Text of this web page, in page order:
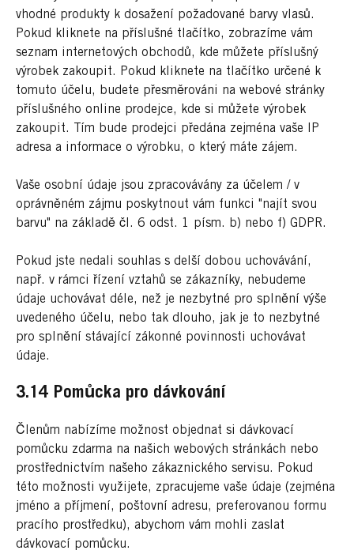
vhodné produkty k dosažení požadované barvy vlasů.
Pokud kliknete na příslušné tlačítko, zobrazíme vám
seznam internetových obchodů, kde můžete příslušný
výrobek zakoupit. Pokud kliknete na tlačítko určené k
tomuto účelu, budete přesměrováni na webové stránky
příslušného online prodejce, kde si můžete výrobek
zakoupit. Tím bude prodejci předána zejména vaše IP
adresa a informace o výrobku, o který máte zájem.
Vaše osobní údaje jsou zpracovávány za účelem / v
oprávněném zájmu poskytnout vám funkci "najít svou
barvu" na základě čl. 6 odst. 1 písm. b) nebo f) GDPR.
Pokud jste nedali souhlas s delší dobou uchovávání,
např. v rámci řízení vztahů se zákazníky, nebudeme
údaje uchovávat déle, než je nezbytné pro splnění výše
uvedeného účelu, nebo tak dlouho, jak je to nezbytné
pro splnění stávající zákonné povinnosti uchovávat
údaje.
3.14 Pomůcka pro dávkování
Členům nabízíme možnost objednat si dávkovací
pomůcku zdarma na našich webových stránkách nebo
prostřednictvím našeho zákaznického servisu. Pokud
této možnosti využijete, zpracujeme vaše údaje (zejména
jméno a příjmení, poštovní adresu, preferovanou formu
pracího prostředku), abychom vám mohli zaslat
dávkovací pomůcku.